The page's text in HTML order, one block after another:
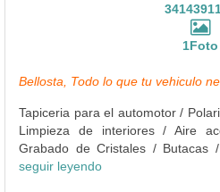
1Foto
Bellosta, Todo lo que tu vehiculo
Tapiceria para el automotor /
Limpieza de interiores / Aire
Grabado de Cristales / Butacas /
seguir leyendo